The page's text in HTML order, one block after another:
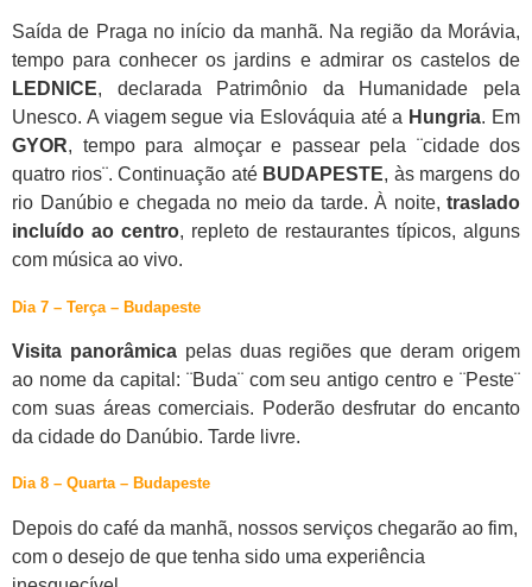
Saída de Praga no início da manhã. Na região da Morávia,
tempo para conhecer os jardins e admirar os castelos de
LEDNICE, declarada Patrimônio da Humanidade pela
Unesco. A viagem segue via Eslováquia até a Hungria. Em
GYOR, tempo para almoçar e passear pela ¨cidade dos
quatro rios¨. Continuação até BUDAPESTE, às margens do
rio Danúbio e chegada no meio da tarde. À noite, traslado
incluído ao centro, repleto de restaurantes típicos, alguns
com música ao vivo.
Dia 7 – Terça – Budapeste
Visita panorâmicapelas duas regiões que deram origem
ao nome da capital: ¨Buda¨ com seu antigo centro e ¨Peste¨
com suas áreas comerciais. Poderão desfrutar do encanto
da cidade do Danúbio. Tarde livre.
Dia 8 – Quarta – Budapeste
Depois do café da manhã, nossos serviços chegarão ao fim,
com o desejo de que tenha sido uma experiência